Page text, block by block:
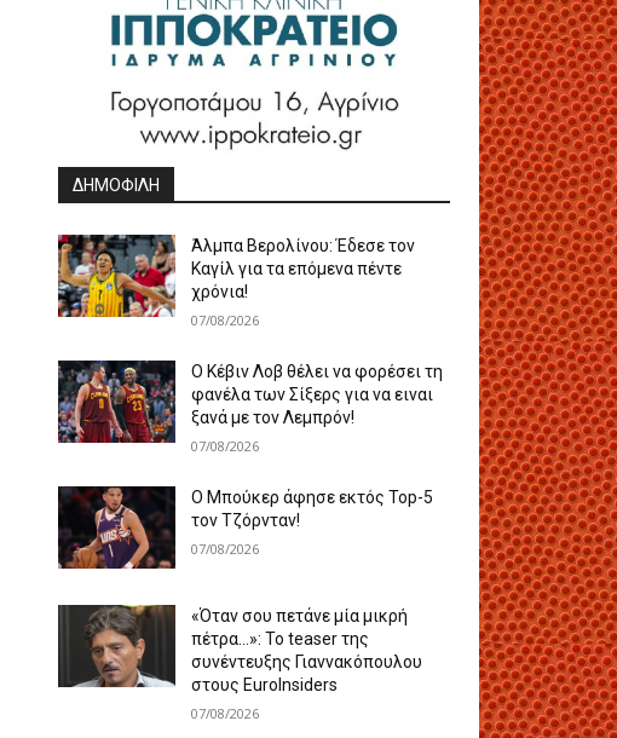
ΔΗΜΟΦΙΛΗ
Άλμπα Βερολίνου: Έδεσε τον
Καγίλ για τα επόμενα πέντε
χρόνια!
07/08/2026
Ο Κέβιν Λοβ θέλει να φορέσει τη
φανέλα των Σίξερς για να ειναι
ξανά με τον Λεμπρόν!
07/08/2026
Ο Μπούκερ άφησε εκτός Top-5
τον Τζόρνταν!
07/08/2026
«Όταν σου πετάνε μία μικρή
πέτρα…»: Το teaser της
συνέντευξης Γιαννακόπουλου
στους EuroInsiders
07/08/2026